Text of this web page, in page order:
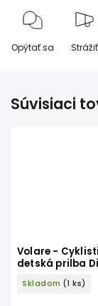
Opýtať sa Strážiť
Súvisiaci
Volare -
detská prilba
Skladom (1 ks)